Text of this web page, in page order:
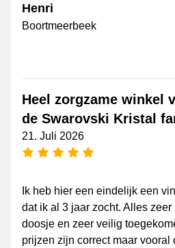
Henri
Boortmeerbeek
Heel zorgzame winkel
de Swarovski Kristal
21. Juli 2026
Ik heb hier een eindelijk een
dat ik al 3 jaar zocht. Alles
doosje en zeer veilig
prijzen zijn correct maar vooral